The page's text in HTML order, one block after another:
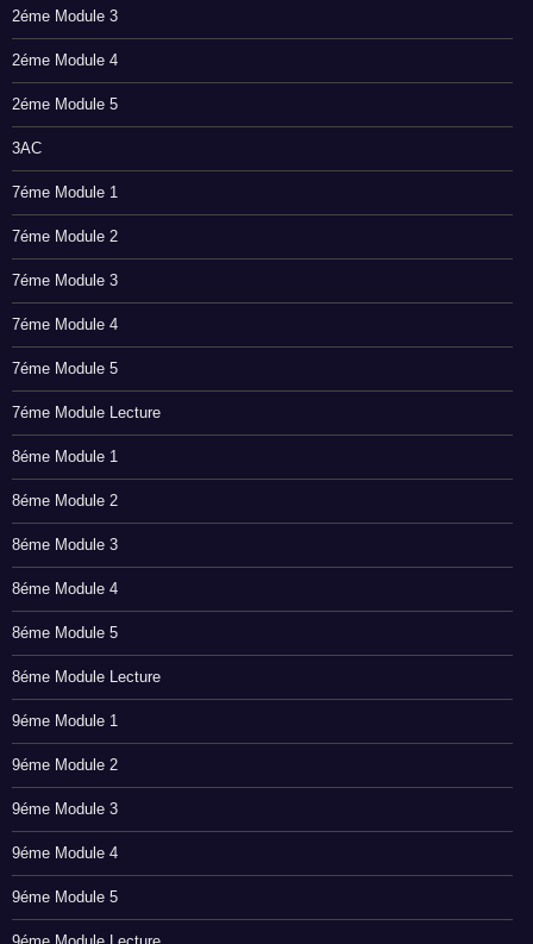
2éme Module 3
2éme Module 4
2éme Module 5
3AC
7éme Module 1
7éme Module 2
7éme Module 3
7éme Module 4
7éme Module 5
7éme Module Lecture
8éme Module 1
8éme Module 2
8éme Module 3
8éme Module 4
8éme Module 5
8éme Module Lecture
9éme Module 1
9éme Module 2
9éme Module 3
9éme Module 4
9éme Module 5